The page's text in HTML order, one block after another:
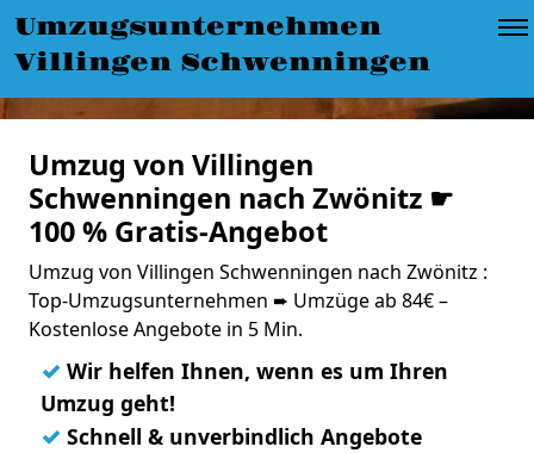
Umzugsunternehmen
Villingen Schwenningen
Umzug von Villingen
Schwenningen nach Zwönitz ☛
100 % Gratis-Angebot
Umzug von Villingen Schwenningen nach Zwönitz :
Top-Umzugsunternehmen ➨ Umzüge ab 84€ –
Kostenlose Angebote in 5 Min.
✓ Wir helfen Ihnen, wenn es um Ihren
Umzug geht!
✓ Schnell & unverbindlich Angebote